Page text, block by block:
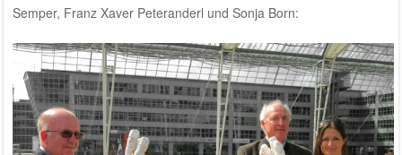
Semper, Franz Xaver Peteranderl und Sonja Born: